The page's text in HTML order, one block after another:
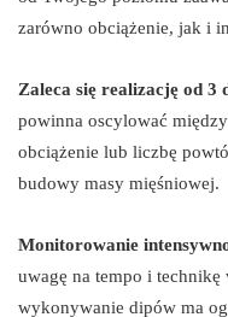
zarówno obciążenie, jak i
Zaleca się realizację od 3
powinna oscylować
obciążenie lub liczbę
budowy masy mięśniowej.
Monitorowanie
uwagę na tempo i technikę
wykonywanie dipów ma